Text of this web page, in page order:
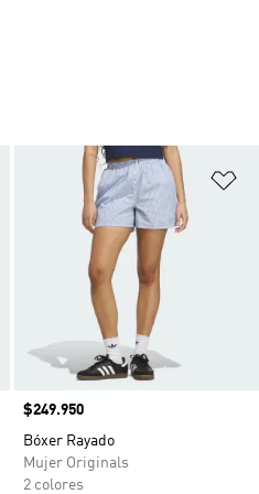
Añadir a la lista de deseos
Precio
$249.950
Bóxer Rayado
Mujer Originals
2 colores